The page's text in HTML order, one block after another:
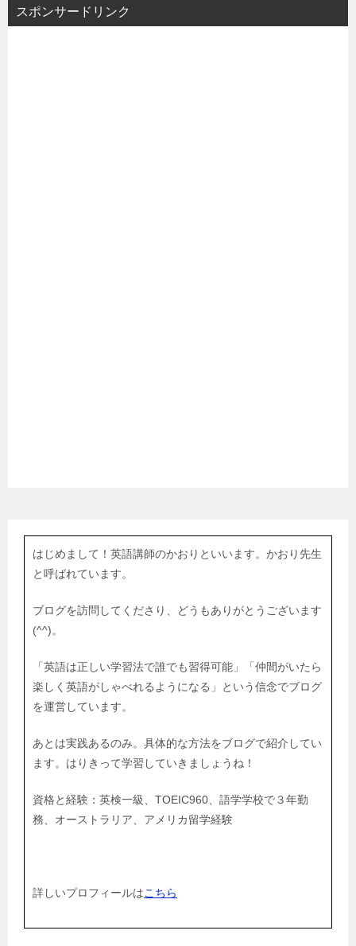
スポンサードリンク
はじめまして！英語講師のかおりといいます。かおり先生
と呼ばれています。
ブログを訪問してくださり、どうもありがとうございます
(^^)。
「英語は正しい学習法で誰でも習得可能」「仲間がいたら
楽しく英語がしゃべれるようになる」という信念でブログ
を運営しています。
あとは実践あるのみ。具体的な方法をブログで紹介してい
ます。はりきって学習していきましょうね！
資格と経験：英検一級、TOEIC960、語学学校で３年勤
務、オーストラリア、アメリカ留学経験
詳しいプロフィールはこちら